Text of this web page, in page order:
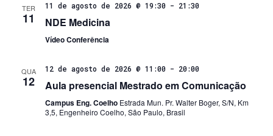
TER
11
11 de agosto de 2026 @ 19:30- 21:30
NDE Medicina
Vídeo Conferência
QUA
12
12 de agosto de 2026 @ 11:00- 20:00
Aula presencial Mestrado em Comunicação
Campus Eng. Coelho Estrada Mun. Pr. Walter Boger, S/N, Km
3,5, Engenheiro Coelho, São Paulo, Brasil